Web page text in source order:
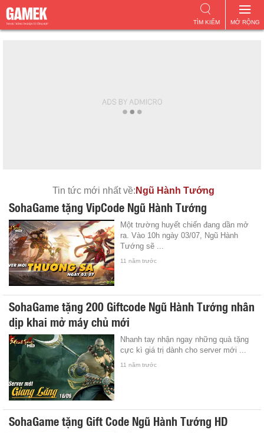
MỞ RỘNG
TÌM KIẾM
Tin tức mới nhất về: Ngũ Hành Tướng
SohaGame tặng VipCode Ngũ Hành Tướng
Một trường huyết chiến đang dần mở
ra. Vào 10h ngày 03/07, Ngũ Hành
Tướng sẽ ...
11 năm trước
SohaGame tặng 200 Giftcode Ngũ Hành Tướng nhân
dịp khai mở máy chủ mới
Nhanh tay nhận ngay những quà tặng
cực kì giá trị dành cho server mới ...
11 năm trước
SohaGame tặng Gift Code Ngũ Hành Tướng HD